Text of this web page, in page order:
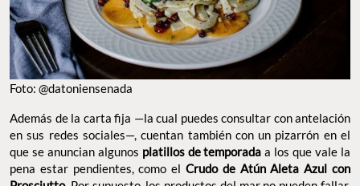
Foto: @datoniensenada
Además de la carta fija —la cual puedes consultar con antelación
en sus redes sociales—, cuentan también con un pizarrón en el
que se anuncian algunos platillos de temporada a los que vale la
pena estar pendientes, como el Crudo de Atún Aleta Azul con